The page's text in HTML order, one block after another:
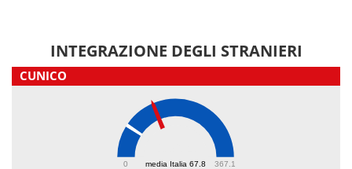
INTEGRAZIONE DEGLI STRANIERI
CUNICO
media Italia 67.8
0 367.1